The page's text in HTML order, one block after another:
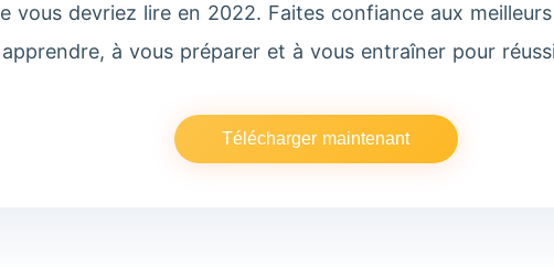
vous devriez lire en 2022. Faites confiance aux
à vous préparer et à vous entraîner pour
Télécharger maintenant